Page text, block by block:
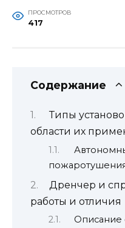
ПРОСМОТРОВ
417
Содержание
Типы
области их
Дренчер и
работы и отличия
Описание